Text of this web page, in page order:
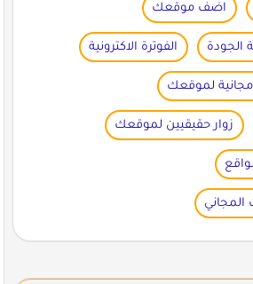
اضف موقعك
الجودة الفوترة الاكترونية
لموقعك
زوار حقيقيين لموقعك